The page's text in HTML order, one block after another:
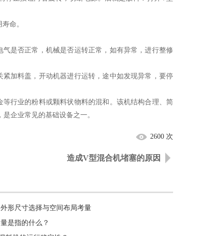
命。
否正常，机械是否运转正常，如有异常，进行整修
料盖，开动机器进行运转，途中如发现异常，要停
业的粉料或颗料状物料的混和。该机结构合理、简
企业常见的基础设备之一。
2600 次
造成V型混合机堵塞的原因
形尺寸选择与空间布局考量
是指的什么？